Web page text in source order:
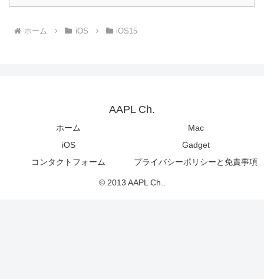
ホーム iOS iOS15
AAPL Ch.
ホーム
Mac
iOS
Gadget
コンタクトフォーム
プライバシーポリシーと免責事項
© 2013 AAPL Ch..